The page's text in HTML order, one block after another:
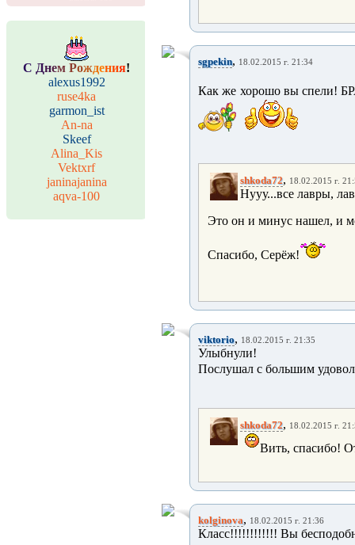
С Днем Рождения!
alexus1992
ruse4ka
garmon_ist
An-na
Skeef
Alina_Kis
Vektxrf
janinajanina
aqva-100
sgpekin, 18.02.2015 г. 21:34
Как же хорошо вы спели!
shkoda72, 18.02.2015 г.
Нууу...все лавры,
Это он и минус нашел, и
Спасибо, Серёж!
viktorio, 18.02.2015 г. 21:35
Улыбнули!
Послушал с большим
shkoda72, 18.02.2015 г.
Вить, спасибо!
kolginova, 18.02.2015 г. 21:36
Класс!!!!!!!!!!!! Вы